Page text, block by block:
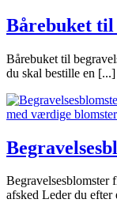
Bårebuket til
Bårebuket til
du skal bestille en [...]
afsked Leder du efter